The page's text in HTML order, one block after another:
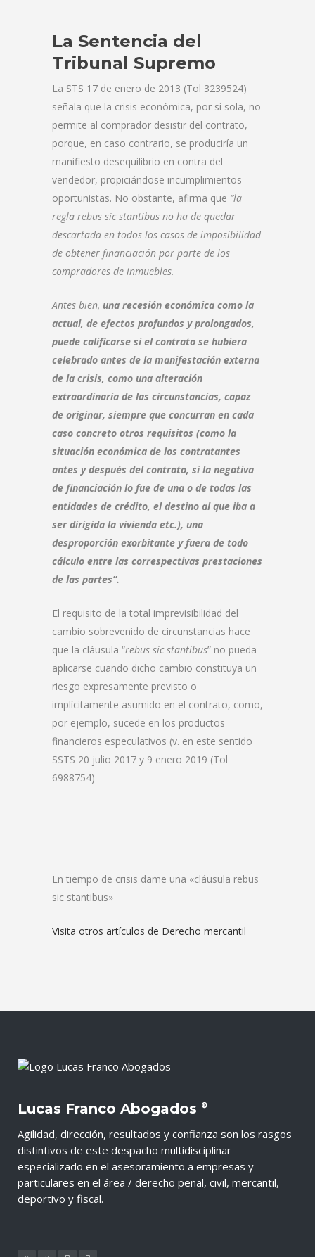
La Sentencia del
Tribunal Supremo
La STS 17 de enero de 2013 (Tol 3239524)
señala que la crisis económica, por si sola, no
permite al comprador desistir del contrato,
porque, en caso contrario, se produciría un
manifiesto desequilibrio en contra del
vendedor, propiciándose incumplimientos
oportunistas. No obstante, afirma que “la
regla rebus sic stantibus no ha de quedar
descartada en todos los casos de imposibilidad
de obtener financiación por parte de los
compradores de inmuebles.
Antes bien, una recesión económica como la
actual, de efectos profundos y prolongados,
puede calificarse si el contrato se hubiera
celebrado antes de la manifestación externa
de la crisis, como una alteración
extraordinaria de las circunstancias, capaz
de originar, siempre que concurran en cada
caso concreto otros requisitos (como la
situación económica de los contratantes
antes y después del contrato, si la negativa
de financiación lo fue de una o de todas las
entidades de crédito, el destino al que iba a
ser dirigida la vivienda etc.), una
desproporción exorbitante y fuera de todo
cálculo entre las correspectivas prestaciones
de las partes”.
El requisito de la total imprevisibilidad del
cambio sobrevenido de circunstancias hace
que la cláusula “rebus sic stantibus” no pueda
aplicarse cuando dicho cambio constituya un
riesgo expresamente previsto o
implícitamente asumido en el contrato, como,
por ejemplo, sucede en los productos
financieros especulativos (v. en este sentido
SSTS 20 julio 2017 y 9 enero 2019 (Tol
6988754)
En tiempo de crisis dame una «cláusula rebus
sic stantibus»
Visita otros artículos de Derecho mercantil
Lucas Franco Abogados ®
Agilidad, dirección, resultados y confianza son los rasgos
distintivos de este despacho multidisciplinar
especializado en el asesoramiento a empresas y
particulares en el área / derecho penal, civil, mercantil,
deportivo y fiscal.